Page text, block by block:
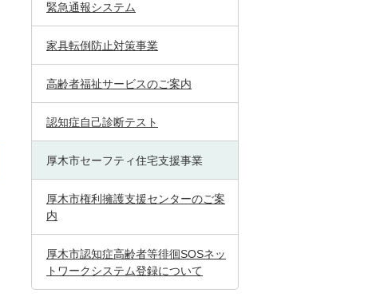
緊急通報システム
家具転倒防止対策事業
高齢者福祉サービスのご案内
認知症自己診断テスト
厚木市セーフティ住宅支援事業
厚木市権利擁護支援センターのご案
内
厚木市認知症高齢者等徘徊SOSネッ
トワークシステム登録について